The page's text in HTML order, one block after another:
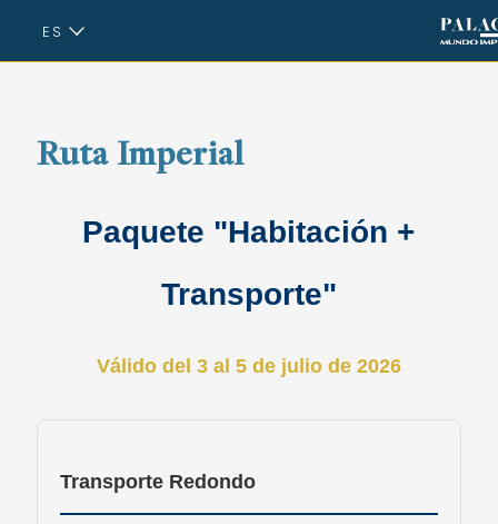
ES
EN
Ruta Imperial
Paquete "Habitación +
Transporte"
Válido del 3 al 5 de julio de 2026
Transporte Redondo